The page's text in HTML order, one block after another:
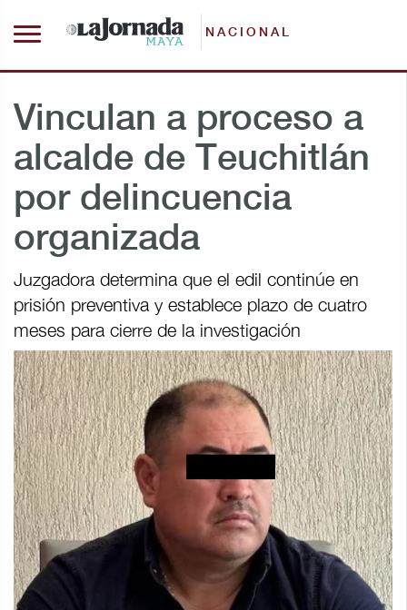
NACIONAL
Vinculan a proceso a
alcalde de Teuchitlán
por delincuencia
organizada
Juzgadora determina que el edil continúe en
prisión preventiva y establece plazo de cuatro
meses para cierre de la investigación